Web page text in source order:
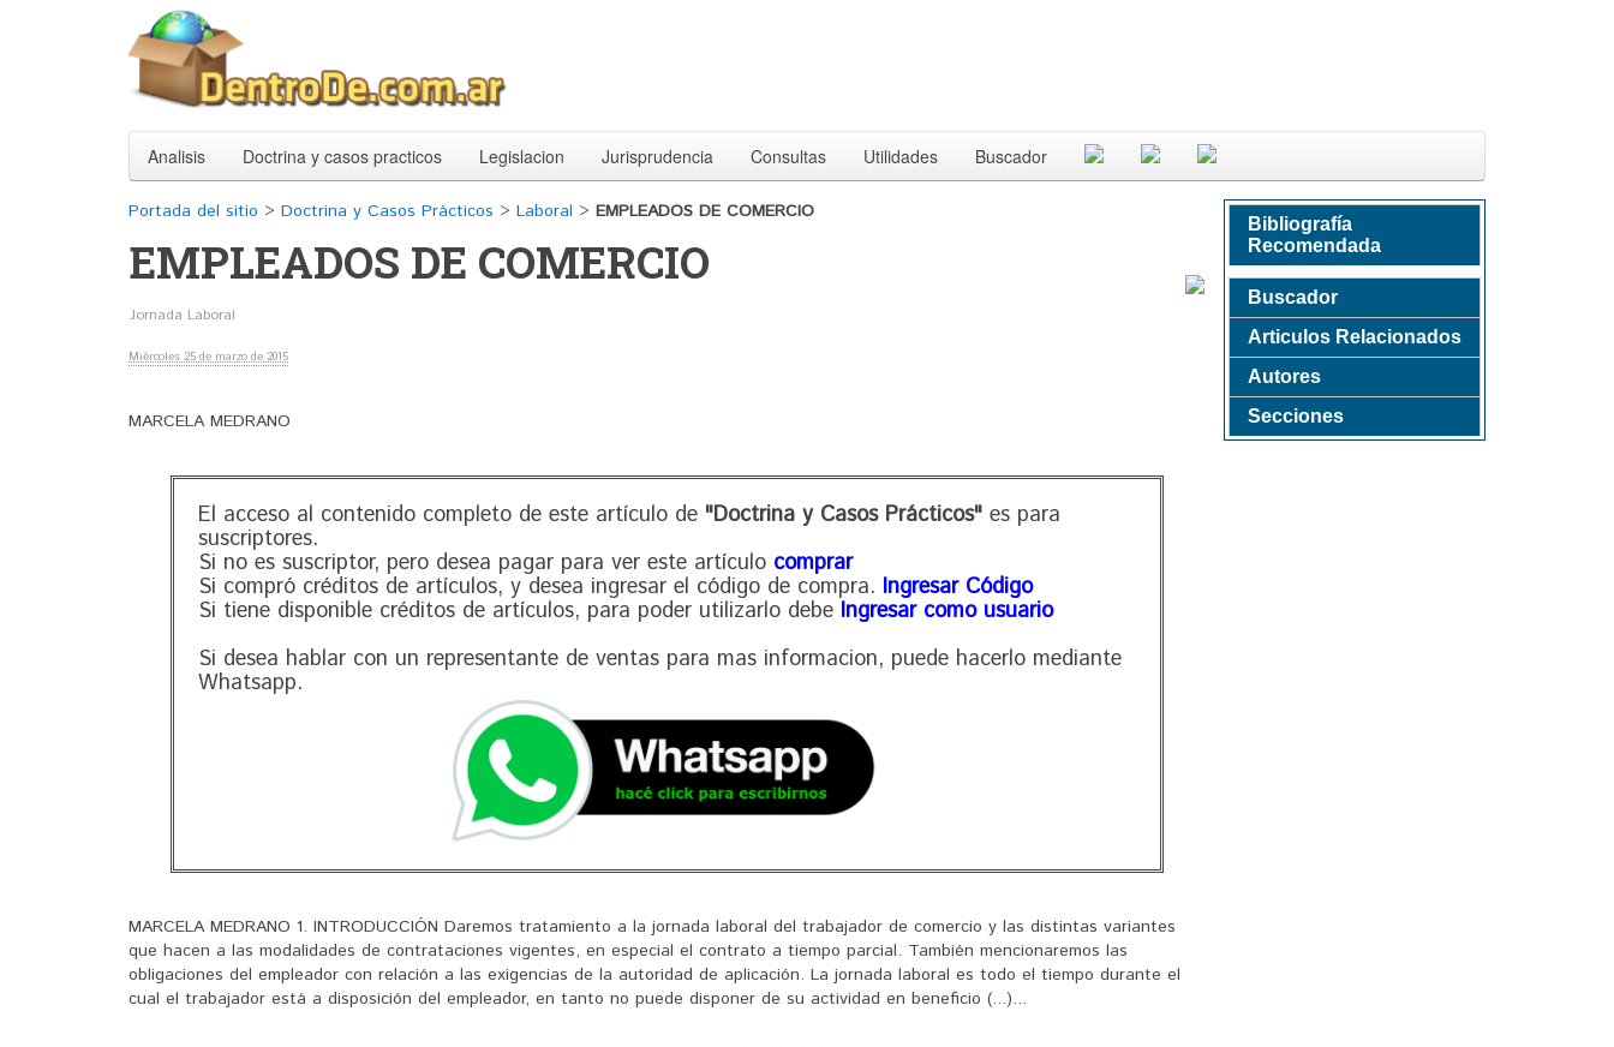
Analisis Doctrina y casos practicos Legislacion Jurisprudencia Consultas Utilidades Buscador
Portada del sitio > Doctrina y Casos Prácticos > Laboral > EMPLEADOS DE COMERCIO
EMPLEADOS DE COMERCIO
Jornada Laboral
Miércoles 25 de marzo de 2015
MARCELA MEDRANO
El acceso al contenido completo de este artículo de "Doctrina y Casos Prácticos" es para
suscriptores.
Si no es suscriptor, pero desea pagar para ver este artículo comprar
Si compró créditos de artículos, y desea ingresar el código de compra. Ingresar Código
Si tiene disponible créditos de artículos, para poder utilizarlo debe Ingresar como usuario
Si desea hablar con un representante de ventas para mas informacion, puede hacerlo mediante
Whatsapp.
MARCELA MEDRANO 1. INTRODUCCIÓN Daremos tratamiento a la jornada laboral del trabajador de comercio y las distintas variantes
que hacen a las modalidades de contrataciones vigentes, en especial el contrato a tiempo parcial. También mencionaremos las
obligaciones del empleador con relación a las exigencias de la autoridad de aplicación. La jornada laboral es todo el tiempo durante el
cual el trabajador está a disposición del empleador, en tanto no puede disponer de su actividad en beneficio (...)...
Bibliografía
Recomendada
Buscador
Articulos Relacionados
Autores
Secciones